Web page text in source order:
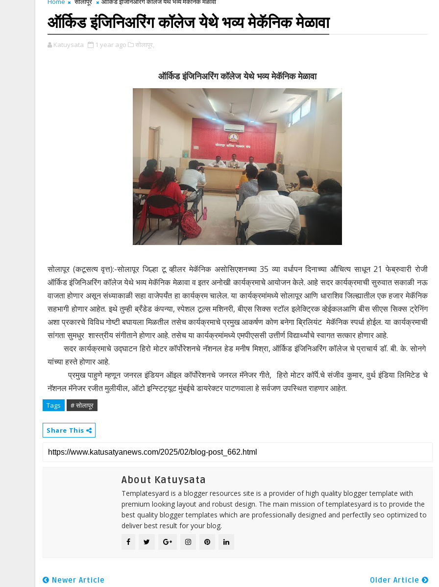
ऑर्किड इंजिनिअरिंग कॉलेज येथे भव्य मेकॅनिक मेळावा
Katuysata 1 year ago सोलापूर,
ऑर्किड इंजिनिअरिंग कॉलेज येथे भव्य मेकॅनिक मेळावा
सोलापूर (कटूसत्य वृत्त):-सोलापूर जिल्हा टू व्हीलर मेकॅनिक असोसिएशनच्या 35 व्या वर्धापन दिनाच्या औचित्य साधून 21 फेब्रुवारी रोजी
ऑर्किड इंजिनिअरिंग कॉलेज येथे भव्य मेकॅनिक मेळावा व इतर अनोखी कार्यक्रमाचे आयोजन केले. आहे सदर कार्यक्रमाची सुरुवात सकाळी नऊ
वाजता होणार असून संध्याकाळी सहा वाजेपर्यंत हा कार्यक्रम चालेल. या कार्यक्रमांमध्ये सोलापूर आणि धाराशिव जिल्ह्यातील एक हजार मेकॅनिक
सहभागी होणार आहेत. इथे तुम्ही ब्रँडेड कंपन्या, स्पेशल टूल्स मशिनरी, बीएस सिक्स स्टॉल इलेक्ट्रिक व्हेईकलआणि बीस सीएस सिक्स ट्रेनिंग
अशा प्रकारचे विविध गोष्टी बघायला मिळतील तसेच कार्यक्रमाचे प्रमुख आकर्षण कोण बनेगा ब्रिलियंट मेकॅनिक स्पर्धा होईल. या कार्यक्रमाची
सांगता सुमधुर शास्त्रीय संगीताने होणार आहे. तसेच या कार्यक्रमांमध्ये एमपीएससी उत्तीर्ण विद्यार्थ्यांचे स्वागत सत्कार होणार आहे.
सदर कार्यक्रमाचे उद्घाटन हिरो मोटर कॉर्पोरेशनचे नॅशनल हेड मनीष मिश्रा, ऑर्किड इंजिनिअरिंग कॉलेज चे प्राचार्य डॉ. बी. के. सोनगे
यांच्या हस्ते होणार आहे.
प्रमुख पाहुणे म्हणून जनरल इंडियन ऑइल कॉर्पोरेशनचे जनरल मॅनेजर गीते, हिरो मोटर कॉर्पे.चे संजीव कुमार, वुर्थ इंडिया लिमिटेड चे
नॅशनल मॅनेजर रजीत मुलीयील, ऑटो इन्स्टिट्यूट मुंबईचे डायरेक्टर पाटणवाला हे सर्वजण उपस्थित राहणार आहेत.
Tags # सोलापूर
Share This
About Katuysata
Templatesyard is a blogger resources site is a provider of high quality blogger template with
premium looking layout and robust design. The main mission of templatesyard is to provide the
best quality blogger templates which are professionally designed and perfectlly seo optimized to
deliver best result for your blog.
Newer Article Older Article